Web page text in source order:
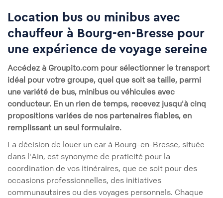
Location bus ou minibus avec
chauffeur à Bourg-en-Bresse pour
une expérience de voyage sereine
Accédez à Groupito.com pour sélectionner le transport
idéal pour votre groupe, quel que soit sa taille, parmi
une variété de bus, minibus ou véhicules avec
conducteur. En un rien de temps, recevez jusqu'à cinq
propositions variées de nos partenaires fiables, en
remplissant un seul formulaire.
La décision de louer un car à Bourg-en-Bresse, située
dans l'Ain, est synonyme de praticité pour la
coordination de vos itinéraires, que ce soit pour des
occasions professionnelles, des initiatives
communautaires ou des voyages personnels. Chaque